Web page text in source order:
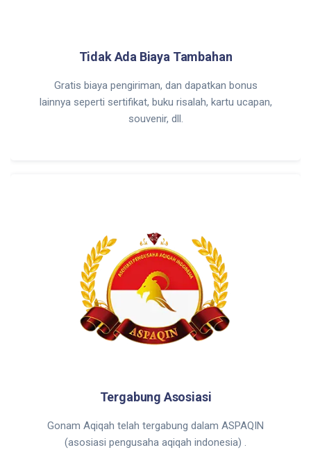
Tidak Ada Biaya Tambahan
Gratis biaya pengiriman, dan dapatkan bonus
lainnya seperti sertifikat, buku risalah, kartu ucapan,
souvenir, dll.
Tergabung Asosiasi
Gonam Aqiqah telah tergabung dalam ASPAQIN
(asosiasi pengusaha aqiqah indonesia) .